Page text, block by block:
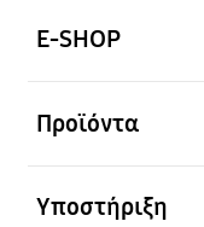
E-SHOP
Προϊόντα
Υποστήριξη